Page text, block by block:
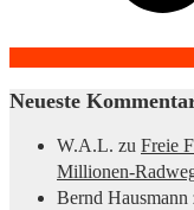
Neueste
W.A.L. zu Freie
Millionen-
Bernd Hausmann